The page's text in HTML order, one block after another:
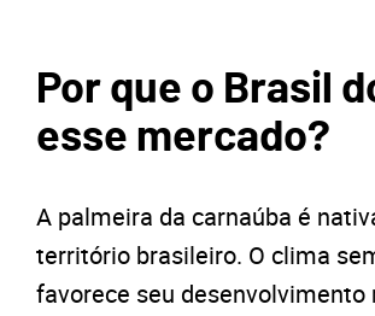
Por que o Brasil
esse mercado?
A palmeira da carnaúba é
território brasileiro. O clima
favorece seu desenvolvimento